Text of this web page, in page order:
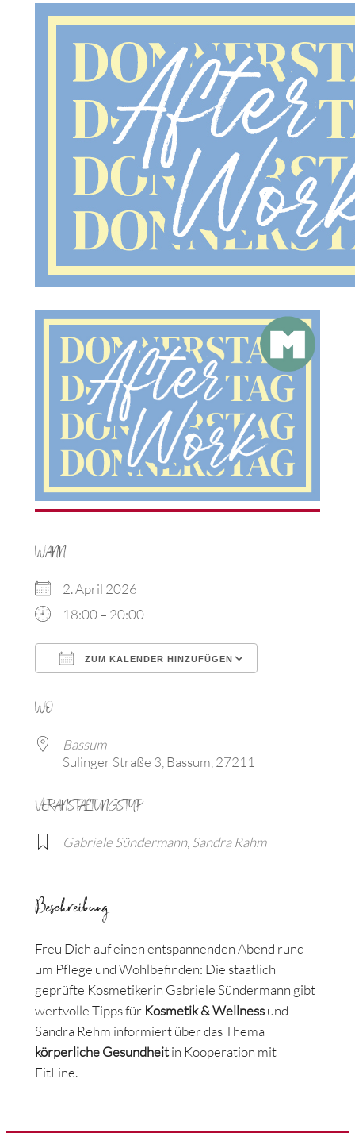
WANN
2. April 2026
18:00 – 20:00
ZUM KALENDER HINZUFÜGEN
WO
Bassum
Sulinger Straße 3, Bassum, 27211
VERANSTALTUNGSTYP
Gabriele Sündermann,Sandra Rahm
Beschreibung
Freu Dich auf einen entspannenden Abend rund
um Pflege und Wohlbefinden: Die staatlich
geprüfte Kosmetikerin Gabriele Sündermann gibt
wertvolle Tipps für Kosmetik & Wellnessund
Sandra Rehm informiert über das Thema
körperliche Gesundheitin Kooperation mit
FitLine.